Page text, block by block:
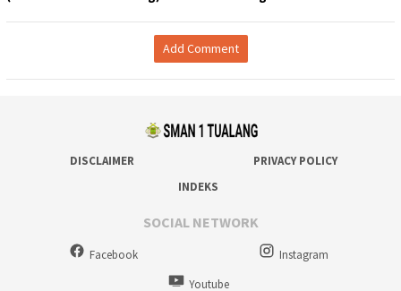
Add Comment
DISCLAIMER
PRIVACY POLICY
INDEKS
SOCIAL NETWORK
Facebook
Instagram
Youtube